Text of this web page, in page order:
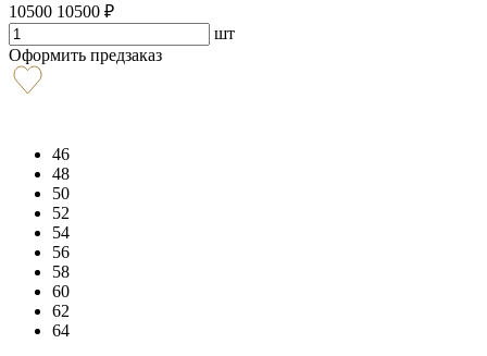
10500 10500 ₽
шт
Оформить предзаказ
46
48
50
52
54
56
58
60
62
64